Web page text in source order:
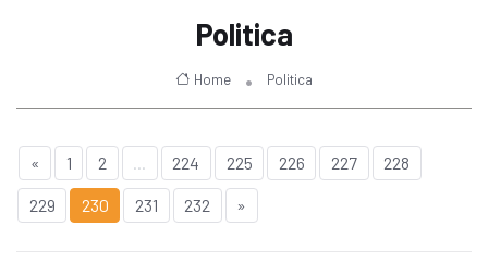
Politica
Home Politica
« 1 2 224 225 226 227 228
229 230 231 232 »